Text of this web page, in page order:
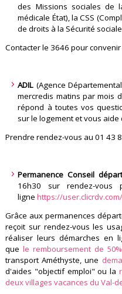
des Missions sociales de
médicale État), la CSS
de droits à la Sécurité
Contacter le 3646 pour convenir
ADIL (Agence
mercredis matins par mois
répond à toutes vos
sur le logement et vous aide
Prendre rendez-vous au 01 43
Permanence Conseil
16h30 sur rendez-
lignehttps://
Grâce aux permanences
reçoit sur rendez-vous les
réaliser leurs démarches en
quele remboursement de
transport Améthyste, une
d'aides "objectif emploi" ou la
deux villages vacances du Val-